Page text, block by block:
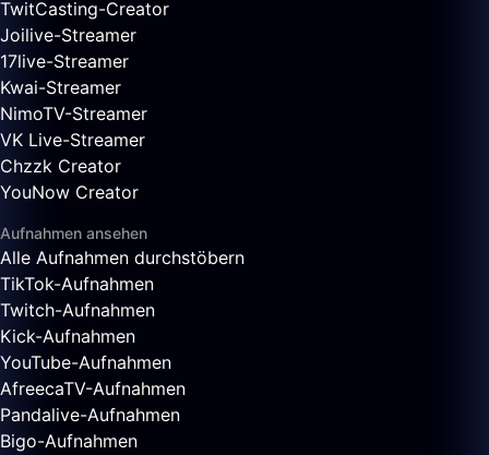
TwitCasting-Creator
Joilive-Streamer
17live-Streamer
Kwai-Streamer
NimoTV-Streamer
VK Live-Streamer
Chzzk Creator
YouNow Creator
Aufnahmen ansehen
Alle Aufnahmen durchstöbern
TikTok-Aufnahmen
Twitch-Aufnahmen
Kick-Aufnahmen
YouTube-Aufnahmen
AfreecaTV-Aufnahmen
Pandalive-Aufnahmen
Bigo-Aufnahmen